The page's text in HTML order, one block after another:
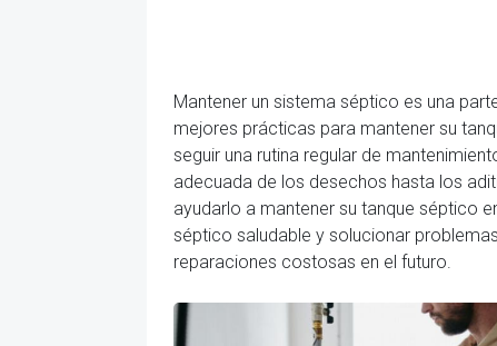
Mantener un sistema séptico es una
mejores prácticas para mantener su
seguir una rutina regular de
adecuada de los desechos hasta los
ayudarlo a mantener su tanque séptico
séptico saludable y solucionar
reparaciones costosas en el futuro.